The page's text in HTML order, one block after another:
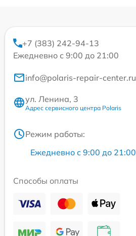
+7 (383) 242-94-13
Ежедневно с 9:00 до 21:00
info@polaris-repair-center.ru
ул. Ленина, 3
Адрес сервисного центра Polaris
Режим работы:
Ежедневно с 9:00 до 21:00
Способы оплаты